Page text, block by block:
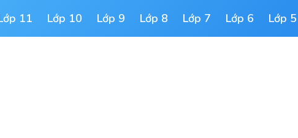
11 Lớp 10 Lớp 9 Lớp 8 Lớp 7 Lớp 6 Lớp 5